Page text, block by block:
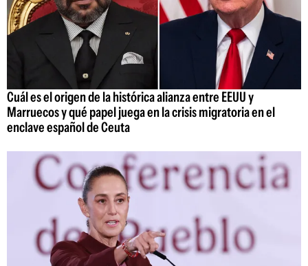
Cuál es el origen de la histórica alianza entre EEUU y
Marruecos y qué papel juega en la crisis migratoria en el
enclave español de Ceuta